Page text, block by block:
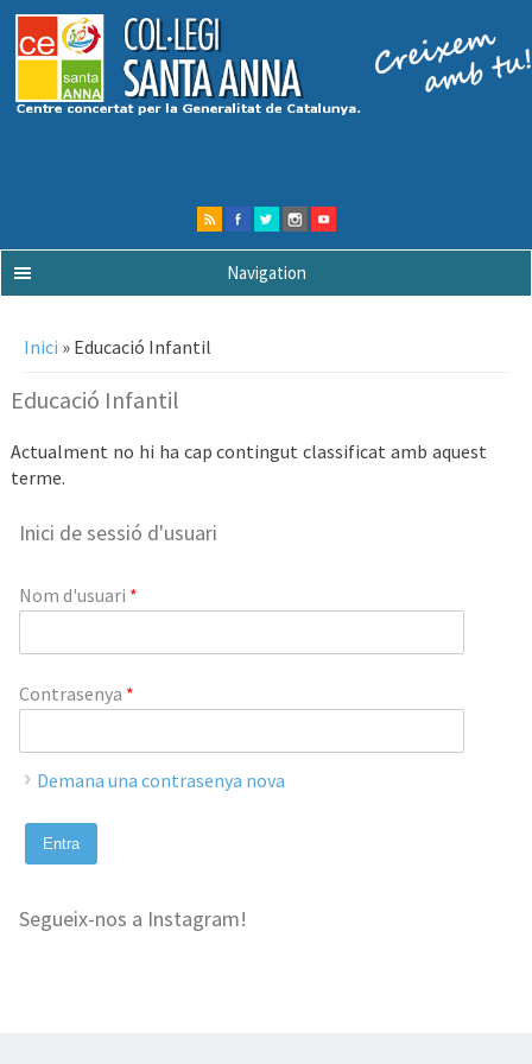
Navigation
Inici » Educació Infantil
Educació Infantil
Actualment no hi ha cap contingut classificat amb aquest
terme.
Inici de sessió d'usuari
Nom d'usuari *
Contrasenya *
Demana una contrasenya nova
Segueix-nos a Instagram!